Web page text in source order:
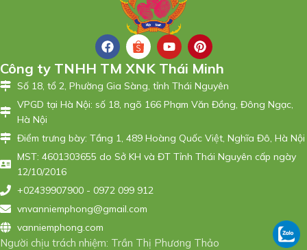
Công ty TNHH TM XNK Thái Minh
Số 18, tổ 2, Phường Gia Sàng, tỉnh Thái Nguyên
VPGD tại Hà Nội: số 18, ngõ 166 Phạm Văn Đồng, Đông Ngạc,
Hà Nội
Điểm trưng bày: Tầng 1, 489 Hoàng Quốc Việt, Nghĩa Đô, Hà Nội
MST: 4601303655 do Sở KH và ĐT Tỉnh Thái Nguyên cấp ngày
12/10/2016
+02439907900 - 0972 099 912
vnvanniemphong@gmail.com
vanniemphong.com
Người chịu trách nhiệm: Trần Thị Phương Thảo